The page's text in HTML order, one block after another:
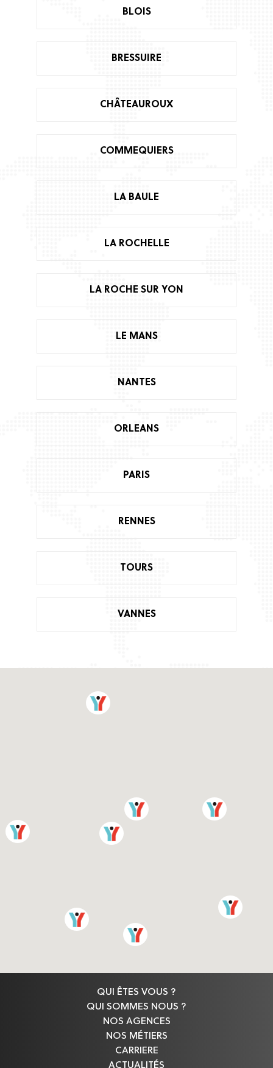
BLOIS
BRESSUIRE
CHÂTEAUROUX
COMMEQUIERS
LA BAULE
LA ROCHELLE
LA ROCHE SUR YON
LE MANS
NANTES
ORLEANS
PARIS
RENNES
TOURS
VANNES
QUI ÊTES VOUS ?
QUI SOMMES NOUS ?
NOS AGENCES
NOS MÉTIERS
CARRIERE
ACTUALITÉS